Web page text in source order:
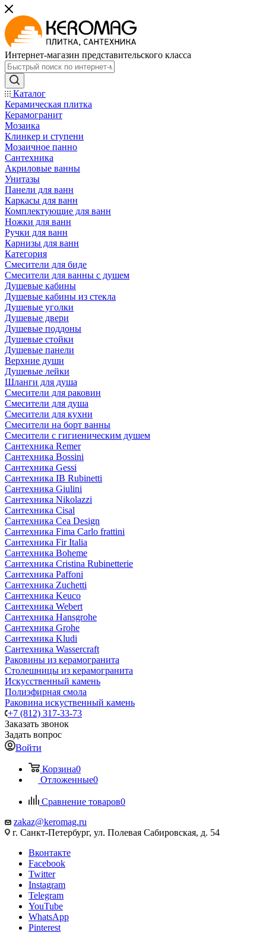
Интернет-магазин представительского класса
Каталог
Керамическая плитка
Керамогранит
Мозаика
Клинкер и ступени
Мозаичное панно
Сантехника
Акриловые ванны
Унитазы
Панели для ванн
Каркасы для ванн
Комплектующие для ванн
Ножки для ванн
Ручки для ванн
Карнизы для ванн
Категория
Смесители для биде
Смесители для ванны с душем
Душевые кабины
Душевые кабины из стекла
Душевые уголки
Душевые двери
Душевые поддоны
Душевые стойки
Душевые панели
Верхние души
Душевые лейки
Шланги для душа
Смесители для раковин
Смесители для душа
Смесители для кухни
Смесители на борт ванны
Смесители с гигиеническим душем
Сантехника Remer
Сантехника Bossini
Сантехника Gessi
Сантехника IB Rubinetti
Сантехника Giulini
Сантехника Nikolazzi
Сантехника Cisal
Сантехника Cea Design
Сантехника Fima Carlo frattini
Сантехника Fir Italia
Сантехника Boheme
Сантехника Cristina Rubinetterie
Сантехника Paffoni
Сантехника Zuchetti
Сантехника Keuco
Сантехника Webert
Сантехника Hansgrohe
Сантехника Grohe
Сантехника Kludi
Сантехника Wassercraft
Раковины из керамогранита
Столешницы из керамогранита
Искусственный камень
Полиэфирная смола
Раковина искуственный камень
+7 (812) 317-33-73
Заказать звонок
Задать вопрос
Войти
Корзина0
Отложенные0
Сравнение товаров0
zakaz@keromag.ru
г. Санкт-Петербург, ул. Полевая Сабировская, д. 54
Вконтакте
Facebook
Twitter
Instagram
Telegram
YouTube
WhatsApp
Pinterest